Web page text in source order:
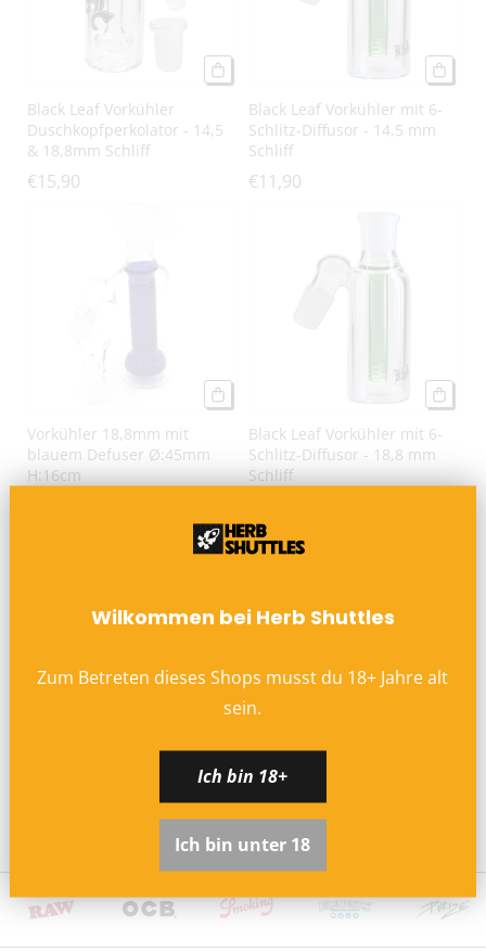
e
:
Black Leaf Vorkühler
Duschkopfperkolator - 14,5
& 18,8mm Schliff
€15,90
Black Leaf Vorkühler mit 6-
Schlitz-Diffusor - 14,5 mm
Schliff
€11,90
Vorkühler 18,8mm mit
blauem Defuser Ø:45mm
H:16cm
Black Leaf Vorkühler mit 6-
Schlitz-Diffusor - 18,8 mm
Schliff
Black Leaf Recycle-Vorkühler
Trommelperkolator 14,5mm
Wilkommen bei Herb Shuttles
Zum Betreten dieses Shops musst du 18+ Jahre alt
sein.
Ich bin 18+
Ich bin unter 18